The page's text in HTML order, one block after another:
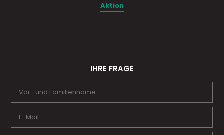
Aktion
IHRE FRAGE